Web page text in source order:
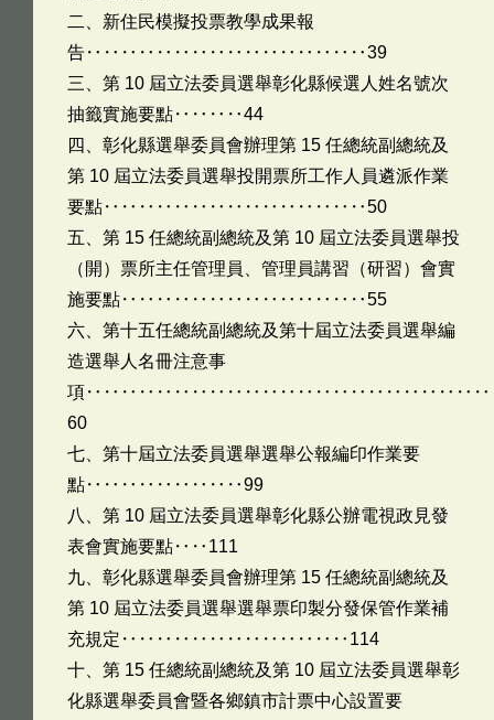
二、新住民模擬投票教學成果報
告‥‥‥‥‥‥‥‥‥‥‥‥‥‥‥‥39
三、第 10 屆立法委員選舉彰化縣候選人姓名號次
抽籤實施要點‥‥‥‥44
四、彰化縣選舉委員會辦理第 15 任總統副總統及
第 10 屆立法委員選舉投開票所工作人員遴派作業
要點‥‥‥‥‥‥‥‥‥‥‥‥‥‥‥50
五、第 15 任總統副總統及第 10 屆立法委員選舉投
（開）票所主任管理員、管理員講習（研習）會實
施要點‥‥‥‥‥‥‥‥‥‥‥‥‥‥55
六、第十五任總統副總統及第十屆立法委員選舉編
造選舉人名冊注意事
項
60
七、第十屆立法委員選舉選舉公報編印作業要
點‥‥‥‥‥‥‥‥‥99
八、第 10 屆立法委員選舉彰化縣公辦電視政見發
表會實施要點‥‥111
九、彰化縣選舉委員會辦理第 15 任總統副總統及
第 10 屆立法委員選舉選舉票印製分發保管作業補
充規定‥‥‥‥‥‥‥‥‥‥‥‥‥114
十、第 15 任總統副總統及第 10 屆立法委員選舉彰
化縣選舉委員會暨各鄉鎮市計票中心設置要